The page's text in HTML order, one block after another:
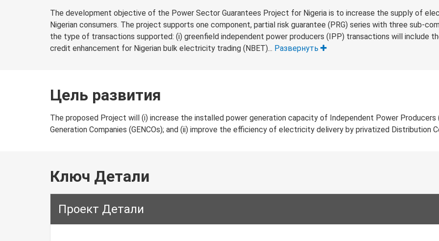
The development objective of the Power Sector Guarantees Project for Nigeria is to increase the supply of
Nigerian consumers. The project supports one component, partial risk guarantee (PRG) series with three sub-
the type of transactions supported: (i) greenfield independent power producers (IPP) transactions will include
credit enhancement for Nigerian bulk electricity trading (NBET)... Развернуть
Цель развития
The proposed Project will (i) increase the installed power generation capacity of Independent Power Producers
Generation Companies (GENCOs); and (ii) improve the efficiency of electricity delivery by privatized Distribution
Ключ Детали
Проект Детали